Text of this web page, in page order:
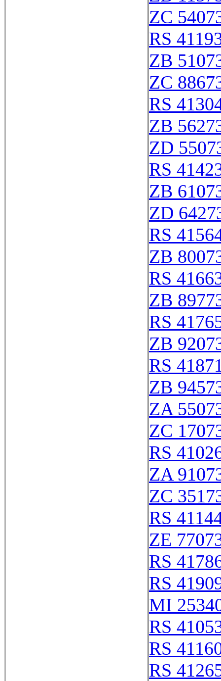
ZC
RS
ZB
ZC
RS
ZB
ZD
RS
ZB
ZD
RS
ZB
RS
ZB
RS
ZB
RS
ZB
ZA
ZC
RS
ZA
ZC
RS
ZE
RS
RS
MI
RS
RS
RS